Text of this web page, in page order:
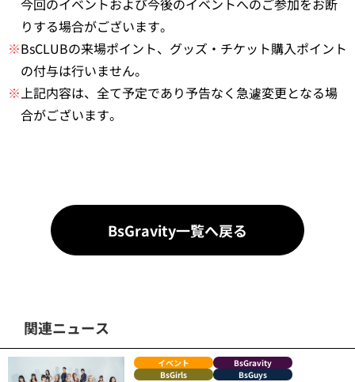
今回のイベントおよび今後のイベントへのご参加をお断
りする場合がございます。
※BsCLUBの来場ポイント、グッズ・チケット購入ポイント
の付与は行いません。
※上記内容は、全て予定であり予告なく急遽変更となる場
合がございます。
BsGravity一覧へ戻る
関連ニュース
イベント
BsGravity
BsGirls
BsGuys